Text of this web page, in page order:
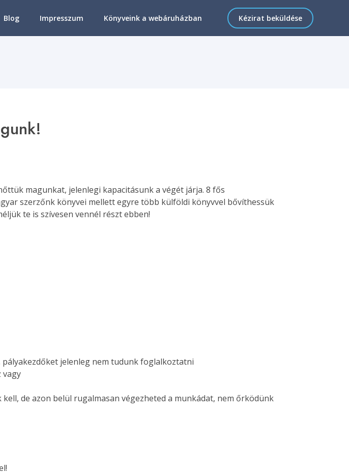
Blog Impresszum Könyveink a webáruházban Kézirat beküldése
magunkat, jelenlegi kapacitásunk a végét járja. 8 fős
szerzőnk könyvei mellett egyre több külföldi könyvvel bővíthessük
te is szívesen vennél részt ebben!
jelenleg nem tudunk foglalkoztatni
vagy
de azon belül rugalmasan végezheted a munkádat, nem őrködünk